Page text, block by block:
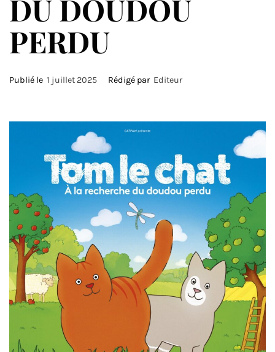
DU DOUDOU
PERDU
Publié le 1 juillet 2025 Rédigé par Editeur